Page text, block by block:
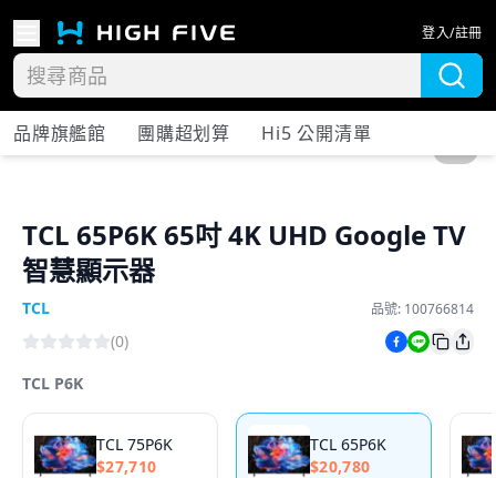
登入/註冊
品牌旗艦館 團購超划算 Hi5 公開清單
TCL 65P6K 65吋 4K UHD Google TV
智慧顯示器
TCL 品號: 100766814
(0)
TCL P6K
TCL 75P6K
$27,710
TCL 65P6K
$20,780